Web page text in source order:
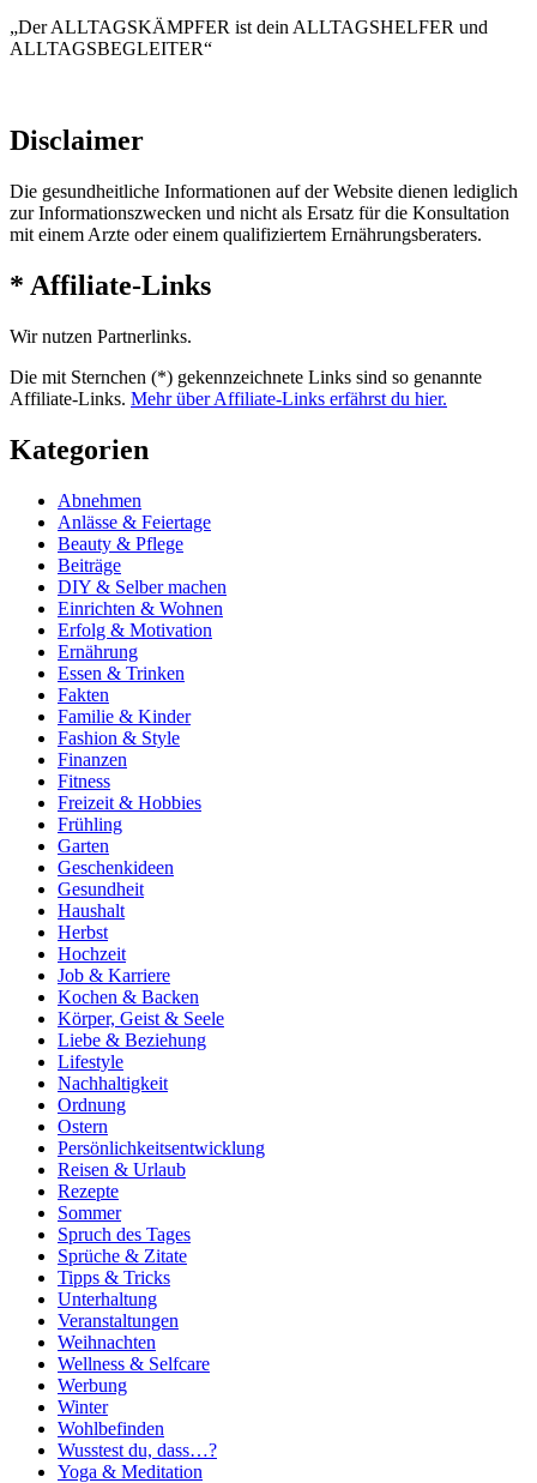
„Der ALLTAGSKÄMPFER ist dein ALLTAGSHELFER und
ALLTAGSBEGLEITER“
Disclaimer
Die gesundheitliche Informationen auf der Website dienen lediglich
zur Informationszwecken und nicht als Ersatz für die Konsultation
mit einem Arzte oder einem qualifiziertem Ernährungsberaters.
* Affiliate-Links
Wir nutzen Partnerlinks.
Die mit Sternchen (*) gekennzeichnete Links sind so genannte
Affiliate-Links. Mehr über Affiliate-Links erfährst du hier.
Kategorien
Abnehmen
Anlässe & Feiertage
Beauty & Pflege
Beiträge
DIY & Selber machen
Einrichten & Wohnen
Erfolg & Motivation
Ernährung
Essen & Trinken
Fakten
Familie & Kinder
Fashion & Style
Finanzen
Fitness
Freizeit & Hobbies
Frühling
Garten
Geschenkideen
Gesundheit
Haushalt
Herbst
Hochzeit
Job & Karriere
Kochen & Backen
Körper, Geist & Seele
Liebe & Beziehung
Lifestyle
Nachhaltigkeit
Ordnung
Ostern
Persönlichkeitsentwicklung
Reisen & Urlaub
Rezepte
Sommer
Spruch des Tages
Sprüche & Zitate
Tipps & Tricks
Unterhaltung
Veranstaltungen
Weihnachten
Wellness & Selfcare
Werbung
Winter
Wohlbefinden
Wusstest du, dass…?
Yoga & Meditation